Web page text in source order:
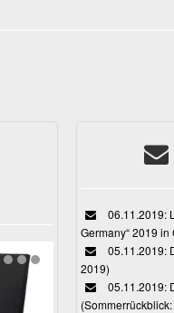
06.11.2019:
Germany“ 2019
05.11.2019:
2019)
05.11.2019: